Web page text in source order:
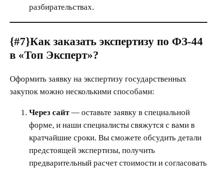
разбирательствах.
{#7}Как заказать экспертизу по ФЗ-44
в «Топ Эксперт»?
Оформить заявку на экспертизу государственных
закупок можно несколькими способами:
Через сайт— оставьте заявку в специальной
форме, и наши специалисты свяжутся с вами в
кратчайшие сроки. Вы сможете обсудить детали
предстоящей экспертизы, получить
предварительный расчет стоимости и согласовать